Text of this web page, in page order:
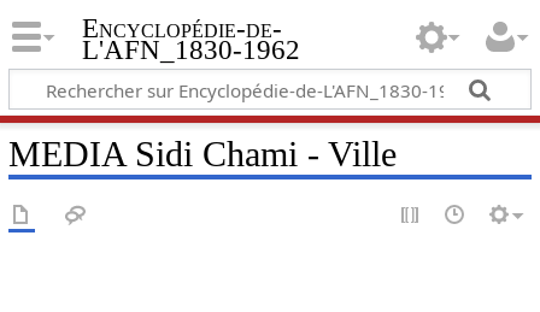
Encyclopédie-de-
L'AFN_1830-1962
MEDIA Sidi Chami - Ville